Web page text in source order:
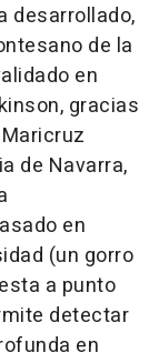
desarrollado,
de la
en
gracias
de Navarra,
en
(un gorro
a punto
detectar
en